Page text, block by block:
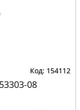
154112
08